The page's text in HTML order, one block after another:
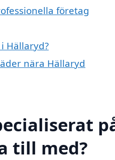
företag
Hällaryd?
nära Hällaryd
till med?